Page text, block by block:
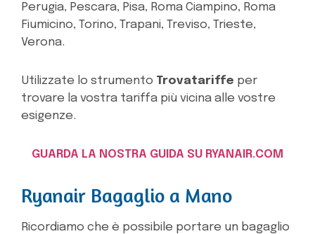
Perugia, Pescara, Pisa, Roma Ciampino, Roma
Fiumicino, Torino, Trapani, Treviso, Trieste,
Verona.
Utilizzate lo strumento Trovatariffe per
trovare la vostra tariffa più vicina alle vostre
esigenze.
GUARDA LA NOSTRA GUIDA SU RYANAIR.COM
Ryanair Bagaglio a Mano
Ricordiamo che è possibile portare un bagaglio